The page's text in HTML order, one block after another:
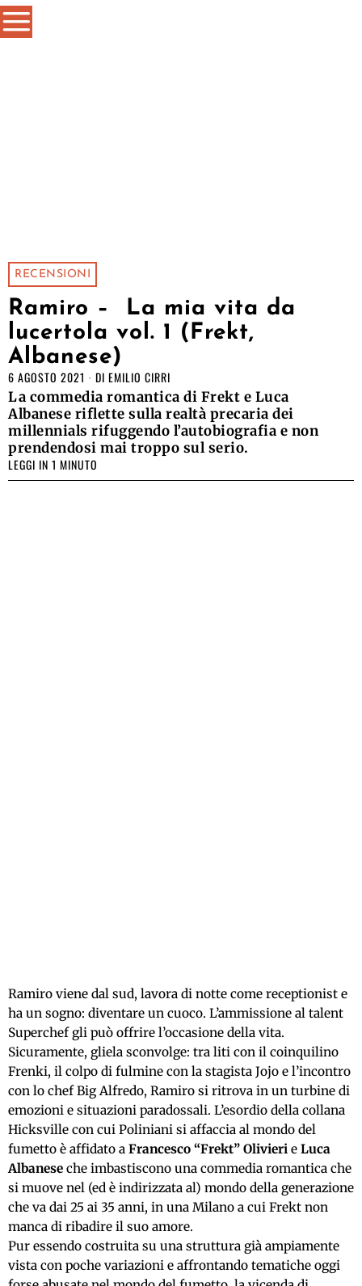
RECENSIONI
Ramiro – La mia vita da
lucertola vol. 1 (Frekt,
Albanese)
6 AGOSTO 2021 DI EMILIO CIRRI
La commedia romantica di Frekt e Luca
Albanese riflette sulla realtà precaria dei
millennials rifuggendo l’autobiografia e non
prendendosi mai troppo sul serio.
LEGGI IN 1 MINUTO
Ramiro viene dal sud, lavora di notte come receptionist e
ha un sogno: diventare un cuoco. L’ammissione al talent
Superchef gli può offrire l’occasione della vita.
Sicuramente, gliela sconvolge: tra liti con il coinquilino
Frenki, il colpo di fulmine con la stagista Jojo e l’incontro
con lo chef Big Alfredo, Ramiro si ritrova in un turbine di
emozioni e situazioni paradossali. L’esordio della collana
Hicksville con cui Poliniani si affaccia al mondo del
fumetto è affidato a Francesco “Frekt” Olivieri e Luca
Albanese che imbastiscono una commedia romantica che
si muove nel (ed è indirizzata al) mondo della generazione
che va dai 25 ai 35 anni, in una Milano a cui Frekt non
manca di ribadire il suo amore.
Pur essendo costruita su una struttura già ampiamente
vista con poche variazioni e affrontando tematiche oggi